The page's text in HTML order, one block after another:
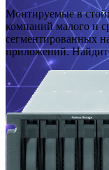
Монтируемые в
компаний малого и
сегментированных
приложений.